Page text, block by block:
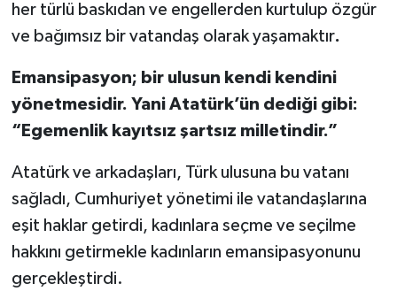
her türlü baskıdan ve engellerden kurtulup özgür
ve bağımsız bir vatandaş olarak yaşamaktır.
Emansipasyon; bir ulusun kendi kendini
yönetmesidir. Yani Atatürk’ün dediği gibi:
“Egemenlik kayıtsız şartsız milletindir.”
Atatürk ve arkadaşları, Türk ulusuna bu vatanı
sağladı, Cumhuriyet yönetimi ile vatandaşlarına
eşit haklar getirdi, kadınlara seçme ve seçilme
hakkını getirmekle kadınların emansipasyonunu
gerçekleştirdi.